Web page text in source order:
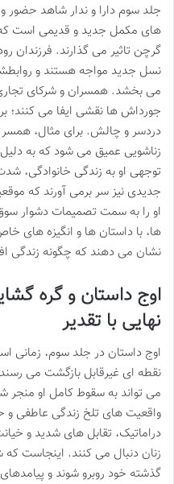
جلد سوم دارا و ندار شاهد
های مکمل جدید و قدیمی است
گرچن تاثیر می گذارند.
نسل جدید مواجه هستند و
می بخشد. همسران و شرکای
جورداش ها نقشی ایفا می کنند؛
دردسر و چالش. برای مثال، همسر
زناشویی عمیق می شود که به
توجهی او به زندگی خانوادگی،
جدیدی نیز سر برمی آورند که
او را به سمت تصمیمات دشوار
ها، با داستان ها و انگیزه های
نشان می دهند که چگونه زندگی
اوج داستان و گره
نهایی با تقدیر
اوج داستان در جلد سوم، زمانی
نقطه ای غیرقابل بازگشت می
می تواند به سقوط کامل او منجر
واقعیت های تلخ زندگی عاطفی و
دراماتیک، تقابل های شدید و
زنان دنبال می کنند. اینجاست
گذشته خود روبرو شوند و پیامدهای